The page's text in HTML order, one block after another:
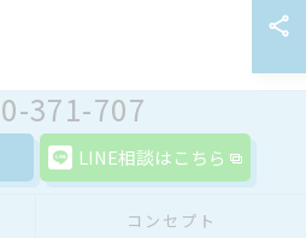
371-707
LINE相談はこちら
コンセプト